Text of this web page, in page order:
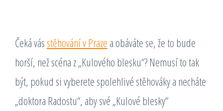
Čeká vásstěhování v Praze a obáváte se, že to bude
horší, než scéna z „Kulového blesku“? Nemusí to tak
být, pokud si vyberete spolehlivé stěhováky a necháte
„doktora Radostu“, aby své „Kulové blesky“